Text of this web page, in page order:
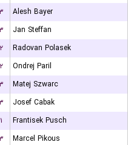
Alesh Bayer
Jan Steffan
۲
Radovan Polasek
۲
Ondrej Paril
Matej Szwarc
Josef Cabak
۱
Frantisek Pusch
Marcel Pikous